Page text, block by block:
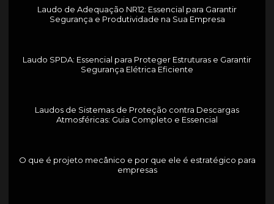
Laudo de Adequação NR12: Essencial para Garantir
Segurança e Produtividade na Sua Empresa
Laudo SPDA: Essencial para Proteger Estruturas e Garantir
Segurança Elétrica Eficiente
Laudos de Sistemas de Proteção contra Descargas
Atmosféricas: Guia Completo e Essencial
O que é projeto mecânico e por que ele é estratégico para
empresas